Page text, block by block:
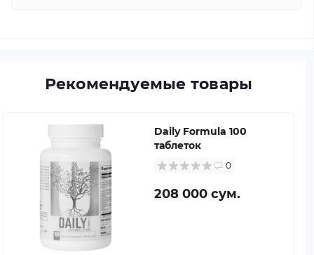
Рекомендуемые товары
Daily Formula 100
таблеток
0
208 000 сум.